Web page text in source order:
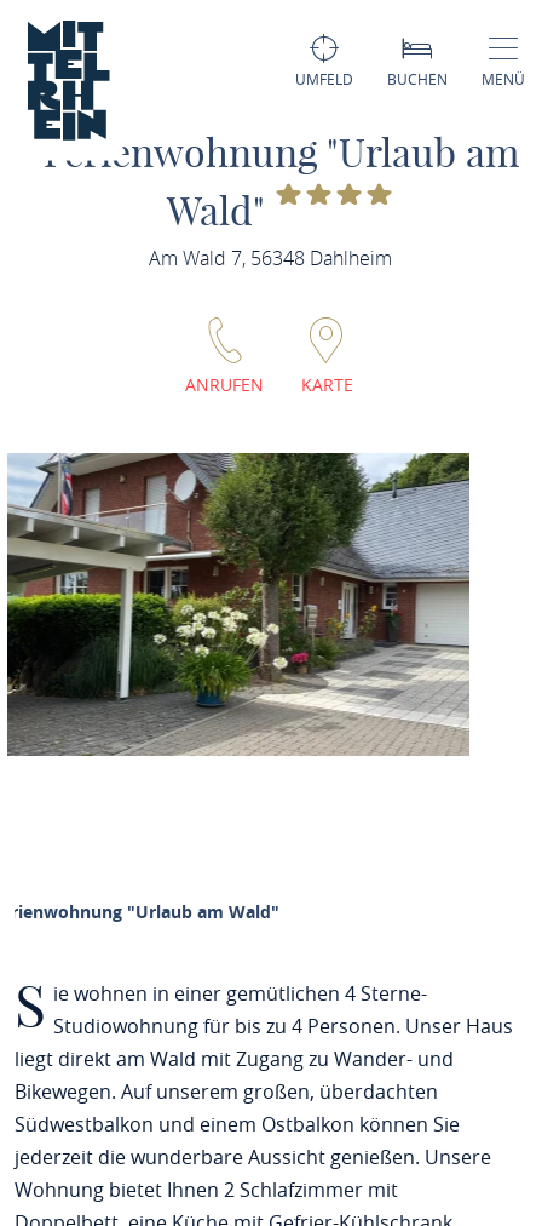
UMFELD BUCHEN MENÜ
Ferienwohnung "Urlaub am
Wald"
Am Wald 7, 56348 Dahlheim
ANRUFEN KARTE
"Urlaub am Wald"
S ie wohnen in einer gemütlichen 4 Sterne-
Studiowohnung für bis zu 4 Personen. Unser Haus
liegt direkt am Wald mit Zugang zu Wander- und
Bikewegen. Auf unserem großen, überdachten
Südwestbalkon und einem Ostbalkon können Sie
jederzeit die wunderbare Aussicht genießen. Unsere
Wohnung bietet Ihnen 2 Schlafzimmer mit